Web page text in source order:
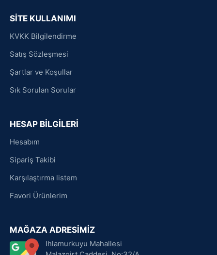
SİTE KULLANIMI
KVKK Bilgilendirme
Satış Sözleşmesi
Şartlar ve Koşullar
Sık Sorulan Sorular
HESAP BİLGİLERİ
Hesabım
Sipariş Takibi
Karşılaştırma listem
Favori Ürünlerim
MAĞAZA ADRESİMİZ
Ihlamurkuyu Mahallesi